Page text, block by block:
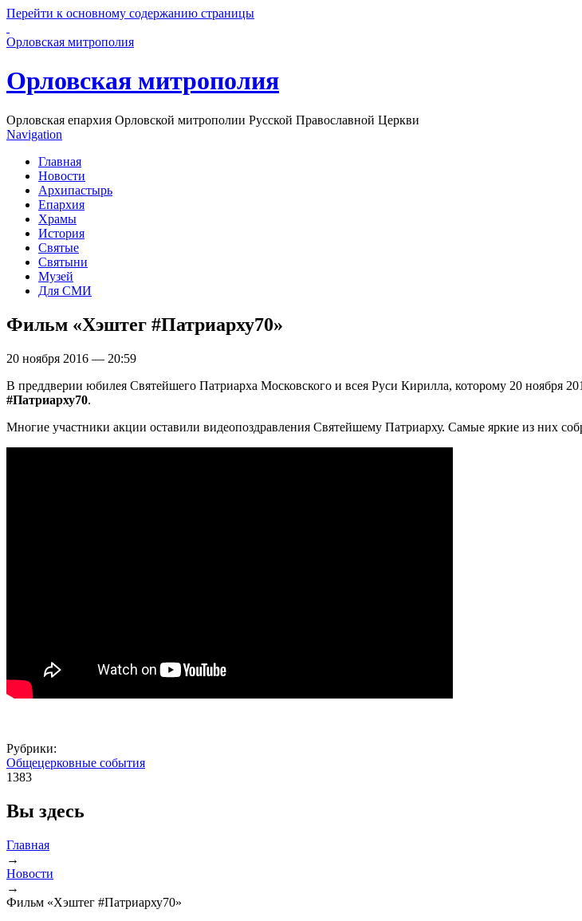
Перейти к основному содержанию страницы
Орловская митрополия
Орловская митрополия
Орловская епархия Орловской митрополии Русской Православной Церкви
Navigation
Главная
Новости
Архипастырь
Епархия
Храмы
История
Святые
Святыни
Музей
Для СМИ
Фильм «Хэштег #Патриарху70»
20 ноября 2016 — 20:59
В преддверии юбилея Святейшего Патриарха Московского и всея Руси Кирилла, которому 20 ноября
#Патриарху70.
Многие участники акции оставили видеопоздравления Святейшему Патриарху. Самые яркие из них
Рубрики:
Общецерковные события
1383
Вы здесь
Главная
→
Новости
→
Фильм «Хэштег #Патриарху70»